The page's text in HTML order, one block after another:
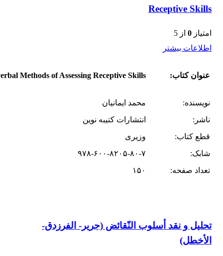
Receptive Skills
امتیاز 0 از 5
اطلاعات بیشتر
عنوان کتاب: Methods of Assessing Receptive Skills
نویسنده:
محمد ایمانیان
ناشر:
انتشارات کتیبه نوین
قطع کتاب:
وزیری
شابک:
۹۷۸-۶۰۰-۸۲۰۵-۸۰-۷
تعداد صفحه:
۱۵۰
تحلیل و نقد أسلوب النّقائض (جریر- الفرزدق-
الأخطل)